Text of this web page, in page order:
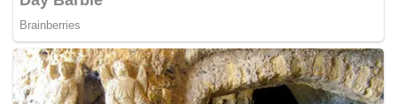
pelaksanaan termasuk Pekan, Kuantan, Sungai Yeh,
Sungai Maran, Sungai Jelai dan Sungai Pahang.
Selain itu katanya, Program Ramalan Dan Amaran Banjir
(PRAB) juga canggih, dengan sistem model ramalan banjir